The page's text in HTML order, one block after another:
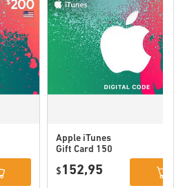
Apple iTunes
Gift Card 150
$ 152,95